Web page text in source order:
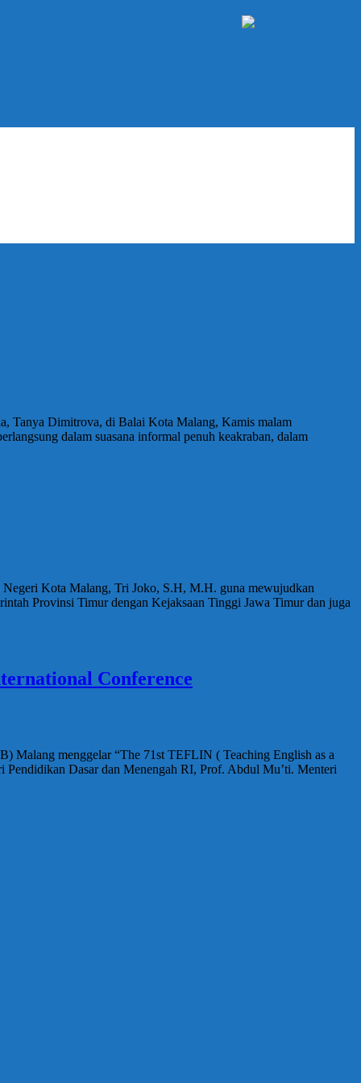
Tanya Dimitrova, di Balai Kota Malang, Kamis malam
dalam suasana informal penuh keakraban, dalam
Negeri Kota Malang, Tri Joko, S.H, M.H. guna mewujudkan
Provinsi Timur dengan Kejaksaan Tinggi Jawa Timur dan juga
Conference
Malang menggelar “The 71st TEFLIN ( Teaching English as a
Pendidikan Dasar dan Menengah RI, Prof. Abdul Mu’ti. Menteri